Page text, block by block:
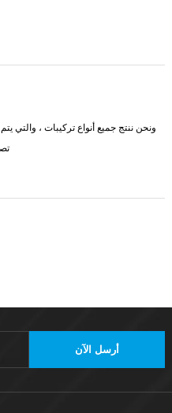
ونحن ننتج جميع أنواع تركيبات ، والتي
أرسل الآن